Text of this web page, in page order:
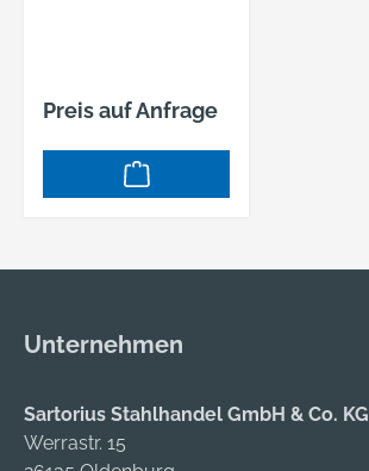
Preis auf Anfrage
Unternehmen
Sartorius Stahlhandel GmbH & Co. KG
Werrastr. 15